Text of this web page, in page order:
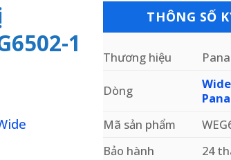
1
THÔNG SỐ
Thương hiệu
Dòng Wide
Mã sản phẩm
Bảo hành
24